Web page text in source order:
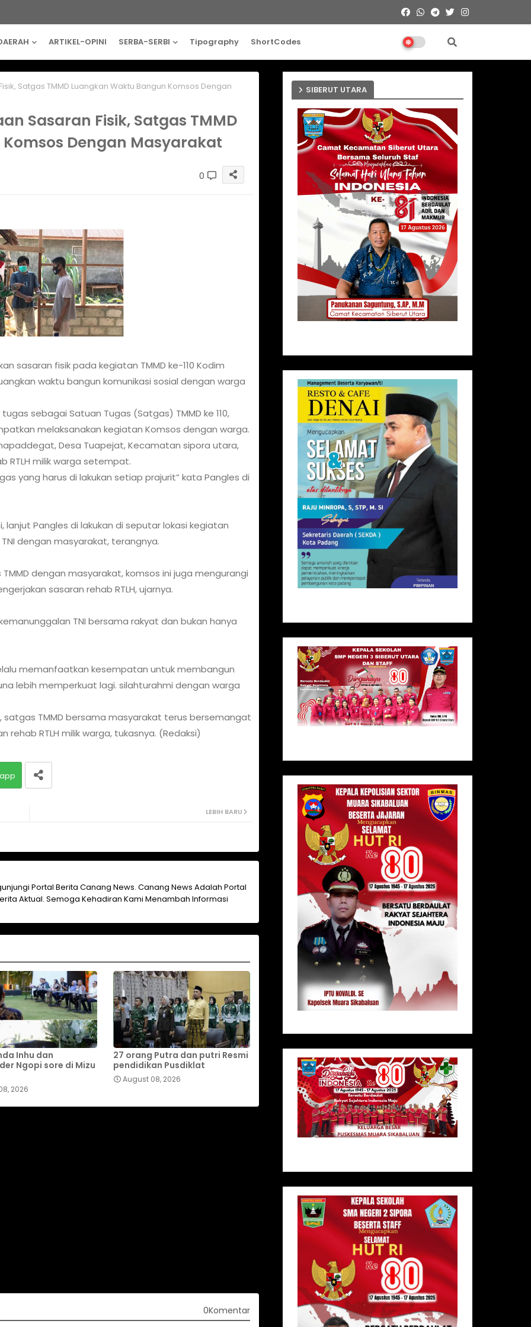
ARTIKEL-OPINI SERBA-SERBI Tipography ShortCodes
Satgas TMMD Luangkan Waktu Bangun Komsos Dengan
Sasaran Fisik, Satgas TMMD
Dengan Masyarakat
0
sasaran fisik pada kegiatan TMMD ke-110 Kodim
waktu bangun komunikasi sosial dengan warga
sebagai Satuan Tugas (Satgas) TMMD ke 110,
melaksanakan kegiatan Komsos dengan warga.
Desa Tuapejat, Kecamatan sipora utara,
RTLH milik warga setempat.
yang harus di lakukan setiap prajurit” kata Pangles di
Pangles di lakukan di seputar lokasi kegiatan
dengan masyarakat, terangnya.
dengan masyarakat, komsos ini juga mengurangi
sasaran rehab RTLH, ujarnya.
TNI bersama rakyat dan bukan hanya
memanfaatkan kesempatan untuk membangun
lebih memperkuat lagi. silahturahmi dengan warga
satgas TMMD bersama masyarakat terus bersemangat
RTLH milik warga, tukasnya. (Redaksi)
LEBIH BARU
Portal Berita Canang News. Canang News Adalah Portal
Aktual. Semoga Kehadiran Kami Menambah Informasi
Inhu dan
Ngopi sore di Mizu
2026
27 orang Putra dan putri Resmi
pendidikan Pusdiklat
August 08, 2026
0Komentar
SIBERUT UTARA